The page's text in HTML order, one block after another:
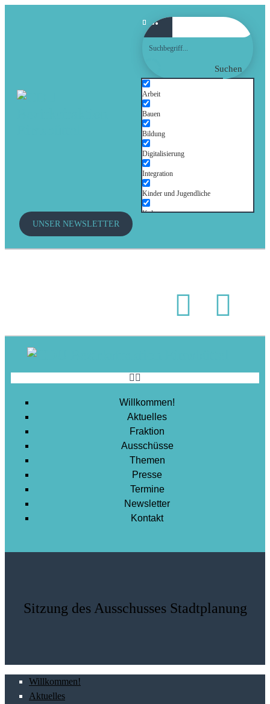
Suchen
Arbeit
Bauen
Bildung
Digitalisierung
Integration
Kinder und Jugendliche
Kultur
Stadtentwicklung
Wohnen
UNSER NEWSLETTER
Willkommen!
Aktuelles
Fraktion
Ausschüsse
Themen
Presse
Termine
Newsletter
Kontakt
Sitzung des Ausschusses Stadtplanung
Willkommen!
Aktuelles